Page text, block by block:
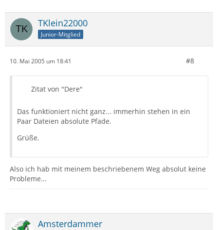
TKlein22000
Junior-Mitglied
10. Mai 2005 um 18:41 #8
Zitat von "Dere"
Das funktioniert nicht ganz... immerhin stehen in ein
Paar Dateien absolute Pfade.
Grüße.
Also ich hab mit meinem beschriebenem Weg absolut keine
Probleme...
Amsterdammer